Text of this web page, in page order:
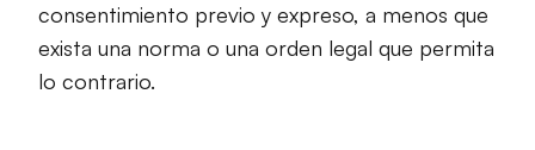
consentimiento previo y expreso, a menos que
exista una norma o una orden legal que permita
lo contrario.